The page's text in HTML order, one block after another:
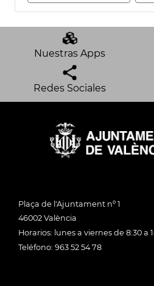
Nuestras Apps
Redes Sociales
Plaça de l'Ajuntament nº 1
46002 València
Horarios: lunes a viernes de 8:30 a
Teléfono: 963 52 54 78